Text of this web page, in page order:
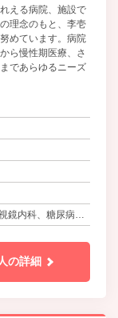
れえる病院、施設で
理念のもと、李壱
めています。病院
ら慢性期医療、さ
であらゆるニーズ
院前
鏡内科、糖尿病内
の詳細